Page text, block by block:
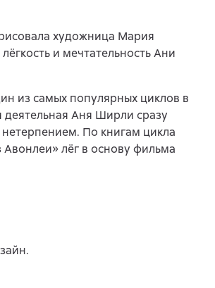
художница Мария
и мечтательность Ани
из самых популярных циклов в
деятельная Аня Ширли сразу
По книгам цикла
лёг в основу фильма